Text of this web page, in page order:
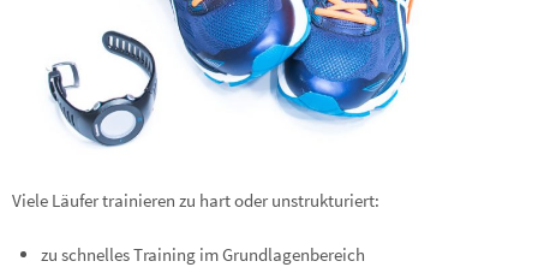
Viele Läufer trainieren zu hart oder unstrukturiert:
zu schnelles Training im Grundlagenbereich